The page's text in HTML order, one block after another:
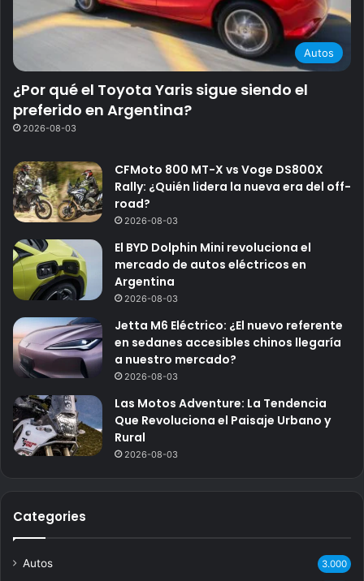
Autos
¿Por qué el Toyota Yaris sigue siendo el
preferido en Argentina?
2026-08-03
CFMoto 800 MT-X vs Voge DS800X
Rally: ¿Quién lidera la nueva era del off-
road?
2026-08-03
El BYD Dolphin Mini revoluciona el
mercado de autos eléctricos en
Argentina
2026-08-03
Jetta M6 Eléctrico: ¿El nuevo referente
en sedanes accesibles chinos llegaría
a nuestro mercado?
2026-08-03
Las Motos Adventure: La Tendencia
Que Revoluciona el Paisaje Urbano y
Rural
2026-08-03
Categories
Autos 3.000